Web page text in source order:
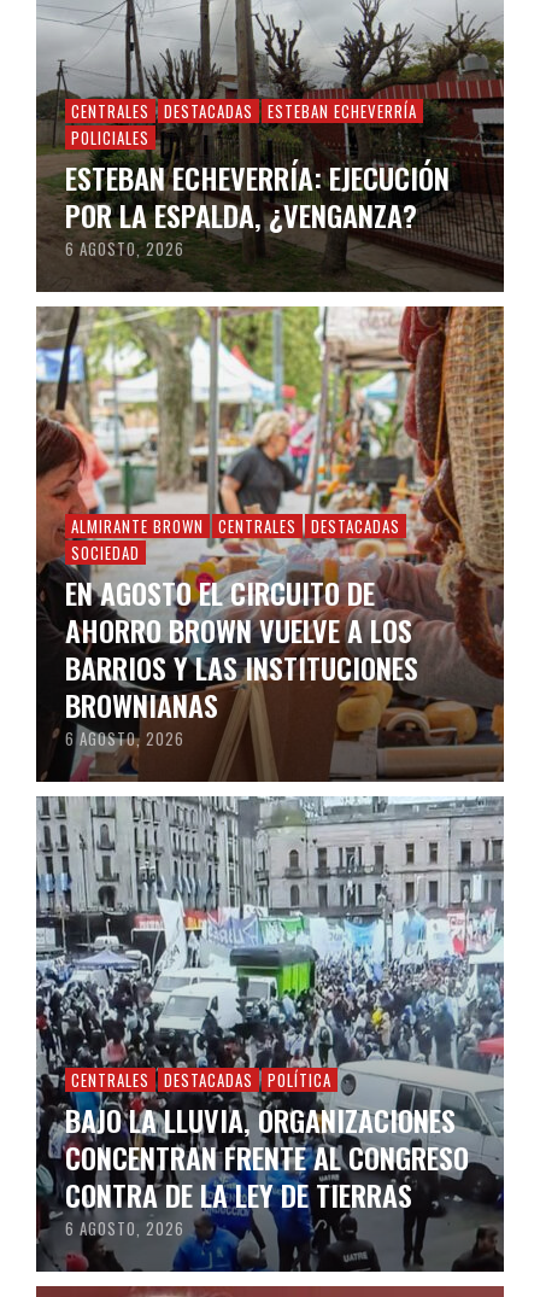
CENTRALES DESTACADAS
ESTEBAN ECHEVERRÍA
POLICIALES
ESTEBAN ECHEVERRÍA: EJECUCIÓN
POR LA ESPALDA, ¿VENGANZA?
6 AGOSTO, 2026
ALMIRANTE BROWN CENTRALES
DESTACADAS
SOCIEDAD
EN AGOSTO EL CIRCUITO DE
AHORRO BROWN VUELVE A LOS
BARRIOS Y LAS INSTITUCIONES
BROWNIANAS
6 AGOSTO, 2026
CENTRALES DESTACADAS POLÍTICA
BAJO LA LLUVIA, ORGANIZACIONES
CONCENTRAN FRENTE AL CONGRESO
CONTRA DE LA LEY DE TIERRAS
6 AGOSTO, 2026